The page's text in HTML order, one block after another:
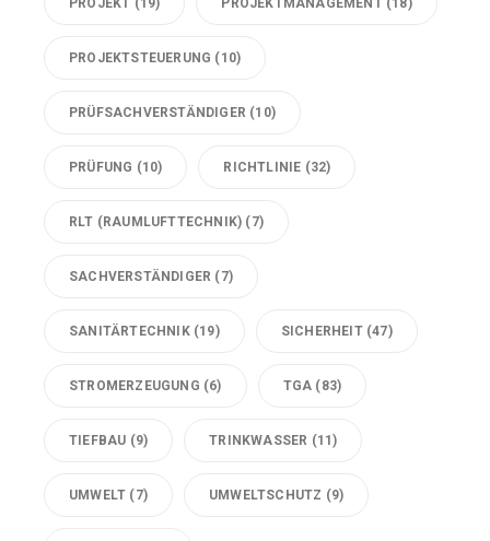
PROJEKT (19) PROJEKTMANAGEMENT(18)
PROJEKTSTEUERUNG (10)
PRÜFSACHVERSTÄNDIGER (10)
PRÜFUNG (10) RICHTLINIE (32)
RLT (RAUMLUFTTECHNIK) (7)
SACHVERSTÄNDIGER (7)
SANITÄRTECHNIK(19) SICHERHEIT(47)
STROMERZEUGUNG (6) TGA (83)
TIEFBAU (9) TRINKWASSER (11)
UMWELT (7) UMWELTSCHUTZ (9)